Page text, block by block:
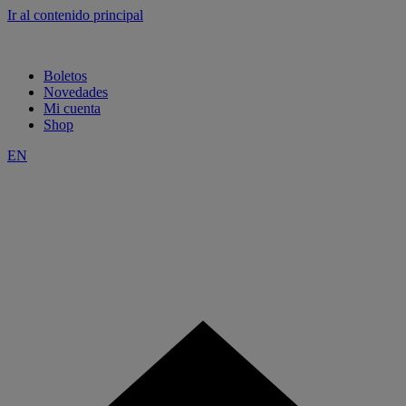
Ir al contenido principal
Boletos
Novedades
Mi cuenta
Shop
EN